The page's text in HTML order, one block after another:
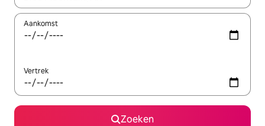
Aankomst
Vertrek
Zoeken